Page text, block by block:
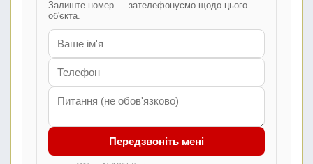
Залиште номер — зателефонуємо щодо цього
об'єкта.
Передзвоніть мені